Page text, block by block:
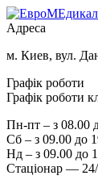
Адреса
м. Киев, вул.
Графік роботи
Графік роботи
Пн-пт – з 08.00
Сб – з 09.00 до
Нд – з 09.00 до
Стаціонар —